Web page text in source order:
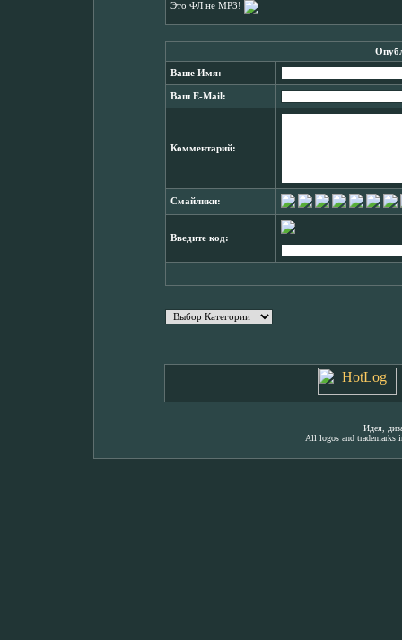
Это ФЛ не МР3!
Ваше Имя:
Ваш E-Mail:
Комментарий:
Смайлики:
Введите код:
Идея,
All logos and trademarks